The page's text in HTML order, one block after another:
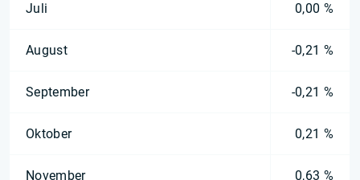
Juli 0,00 %
August -0,21 %
September -0,21 %
Oktober 0,21 %
November 0,63 %